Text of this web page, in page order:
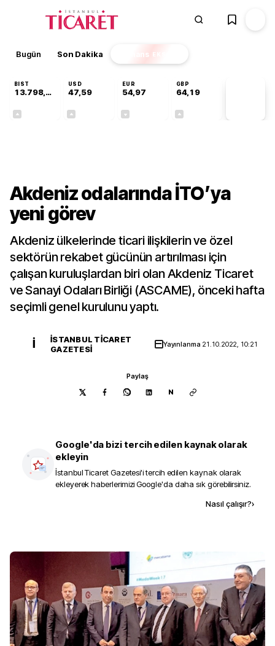
Bugün Son Dakika Finans EKSTRA
BIST
13.798,82
USD
47,59
EUR
54,97
GBP
64,19
Akdeniz odalarında İTO’ya
yeni görev
Akdeniz ülkelerinde ticari ilişkilerin ve özel
sektörün rekabet gücünün artırılması için
çalışan kuruluşlardan biri olan Akdeniz Ticaret
ve Sanayi Odaları Birliği (ASCAME), önceki hafta
seçimli genel kurulunu yaptı.
İ
İSTANBUL TICARET
GAZETESI
Yayınlanma 21.10.2022, 10:21
Paylaş
N
Google'da bizi tercih edilen kaynak olarak
ekleyin
İstanbul Ticaret Gazetesi'i tercih edilen kaynak olarak
ekleyerek haberlerimizi Google'da daha sık görebilirsiniz.
Nasıl çalışır?›